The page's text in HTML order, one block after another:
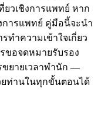
วเชิงการแพทย์ หาก
การแพทย์ คู่มือนี้จะนำ
ำความเข้าใจเกี่ยว
ขอจดหมายรับรอง
ขยายเวลาพำนัก —
ยท่านในทุกขั้นตอนได้